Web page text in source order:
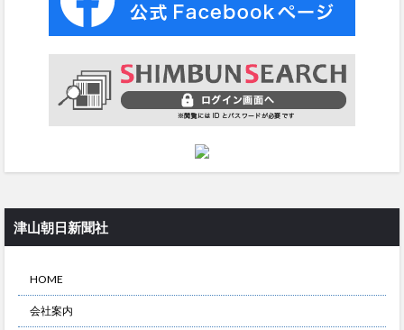
津山朝日新聞社
HOME
会社案内